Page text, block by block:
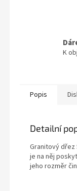
K
Popis
Detailní
Granitový dřez
je na něj
jeho rozměr